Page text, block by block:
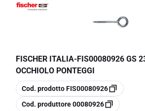
FISCHER ITALIA-FIS00080926 GS
OCCHIOLO PONTEGGI
copia
Cod. prodottoFIS00080926
copia
Cod. produttore00080926